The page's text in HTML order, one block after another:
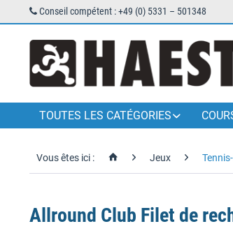
Conseil compétent : +49 (0) 5331 – 501348
TOUTES LES CATÉGORIES
Vous êtes ici : Jeux
Allround Club Filet de